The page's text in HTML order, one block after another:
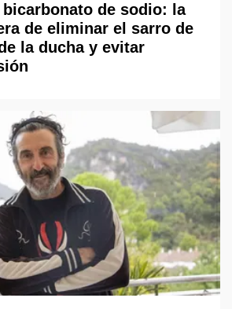
de sodio: la
de eliminar el sarro de
la ducha y evitar